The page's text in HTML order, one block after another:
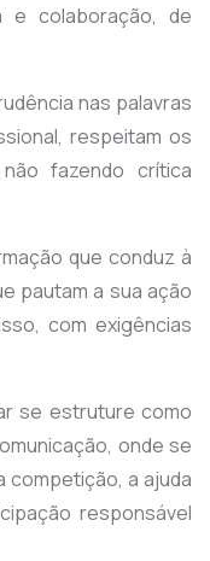
e colaboração, de
nas palavras
respeitam os
fazendo crítica
que conduz à
pautam a sua ação
com exigências
se estruture como
onde se
competição, a ajuda
responsável